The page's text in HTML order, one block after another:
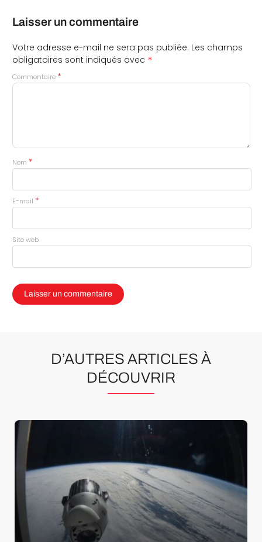
Laisser un commentaire
Votre adresse e-mail ne sera pas publiée. Les champs
obligatoires sont indiqués avec *
Commentaire *
Nom *
E-mail *
Site web
D’AUTRES ARTICLES À
DÉCOUVRIR